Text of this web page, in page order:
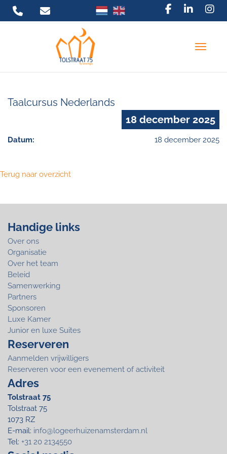
Toggle
Taalcursus Nederlands
18 december 2025
Datum: 18 december 2025
Terug naar overzicht
Handige links
Over ons
Organisatie
Over het team
Beleid
Samenwerking
Partners
Sponsoren
Luxe Kamer
Junior en luxe Suites
Reserveren
Aanmelden vrijwilligers
Reserveren voor een evenement of activiteit
Adres
Tolstraat 75
Tolstraat 75
1073 RZ
E-mail: info@logeerhuizenamsterdam.nl
Tel: +31 20 2134550